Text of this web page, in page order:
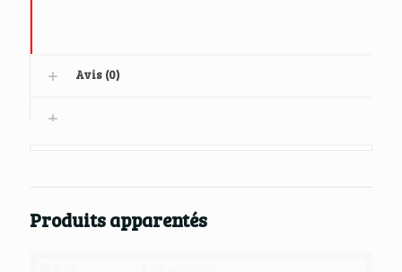
Avis (0)
Produits apparentés